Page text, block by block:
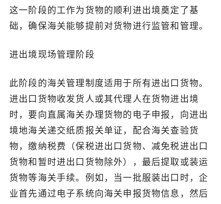
这一阶段的工作为货物的顺利进出境奠定了基
础，确保海关能够提前对货物进行监管和管理。
进出境现场管理阶段
此阶段的海关管理制度适用于所有进出口货物。
进出口货物收发货人或其代理人在货物进出境
时，要向直属海关办理货物的电子申报，向进出
境地海关递交纸质报关单证，配合海关查验货
物，缴纳税费（保税进出口货物、减免税进出口
货物和暂时进出口货物除外），最后提取或装运
货物等海关手续。例如，当一批服装出口时，企
业首先通过电子系统向海关申报货物信息，然后